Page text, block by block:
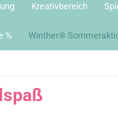
Kreativbereich
% Winther®